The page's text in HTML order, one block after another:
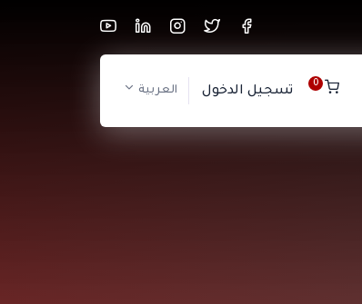
0
تسجيل الدخول العربية